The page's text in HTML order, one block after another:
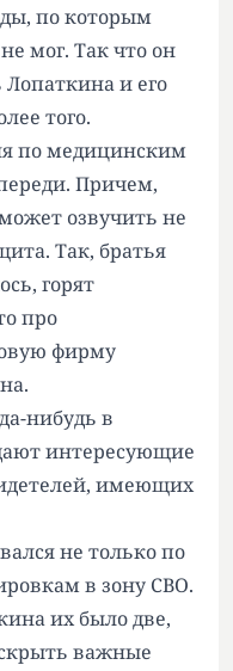
по которым
мог. Так что он
Лопаткина и его
того.
по медицинским
Причем,
озвучить не
Так, братья
горят
про
фирму
нибудь в
интересующие
имеющих
не только по
в зону СВО.
их было две,
важные